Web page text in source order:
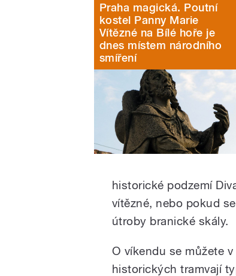
Praha magická. Poutní
kostel Panny Marie
Vítězné na Bílé hoře je
dnes místem národního
smíření
historické podzemí
vítězné, nebo pokud
útroby branické skály.
O víkendu se můžete
historických tramvají